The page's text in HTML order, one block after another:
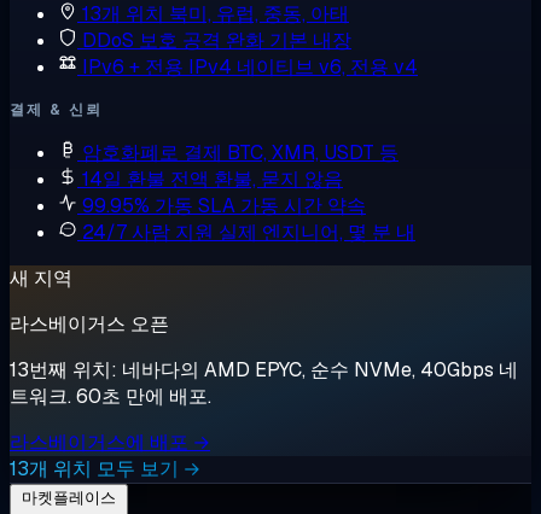
13개 위치 북미, 유럽, 중동, 아태
DDoS 보호 공격 완화 기본 내장
IPv6 + 전용 IPv4 네이티브 v6, 전용 v4
결제 & 신뢰
암호화폐로 결제 BTC, XMR, USDT 등
14일 환불 전액 환불, 묻지 않음
99.95% 가동 SLA 가동 시간 약속
24/7 사람 지원 실제 엔지니어, 몇 분 내
새 지역
라스베이거스 오픈
13번째 위치: 네바다의 AMD EPYC, 순수 NVMe, 40Gbps 네
트워크. 60초 만에 배포.
라스베이거스에 배포 →
13개 위치 모두 보기 →